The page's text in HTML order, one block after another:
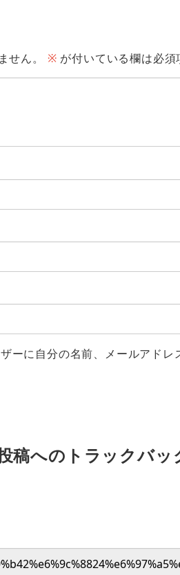
ん。 ※ が付いている欄は必須
ーに自分の名前、メールアドレ
稿へのトラックバッ